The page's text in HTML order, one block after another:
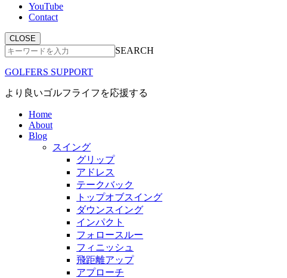
YouTube
Contact
CLOSE
SEARCH
GOLFERS SUPPORT
より良いゴルフライフを応援する
Home
About
Blog
スイング
グリップ
アドレス
テークバック
トップオブスイング
ダウンスイング
インパクト
フォロースルー
フィニッシュ
飛距離アップ
アプローチ